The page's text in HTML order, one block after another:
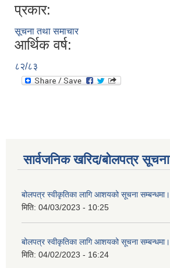
प्रकार:
सूचना तथा समाचार
आर्थिक वर्ष:
८२/८३
सार्वजनिक खरिद/बोलपत्र सूचना
बोलपत्र स्वीकृतिका लागि आशयको सूचना सम्बन्धमा।
मिति: 04/03/2023 - 10:25
बोलपत्र स्वीकृतिका लागि आशयको सूचना सम्बन्धमा।
मिति: 04/02/2023 - 16:24